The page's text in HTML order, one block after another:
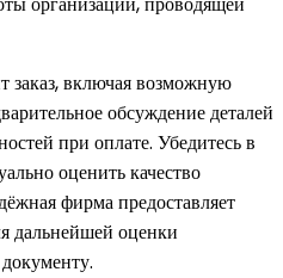
заказ, включая возможную
обсуждение деталей
при оплате. Убедитесь в
оценить качество
фирма предоставляет
дальнейшей оценки